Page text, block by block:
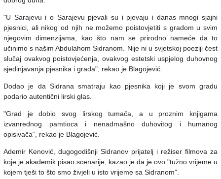
"U Sarajevu i o Sarajevu pjevali su i pjevaju i danas mnogi sjajni
pjesnici, ali nikog od njih ne možemo poistovjetiti s gradom u svim
njegovim dimenzijama, kao što nam se prirodno nameće da to
učinimo s našim Abdulahom Sidranom. Nije ni u svjetskoj poeziji čest
slučaj ovakvog poistovjećenja, ovakvog estetski uspjelog duhovnog
sjedinjavanja pjesnika i grada", rekao je Blagojević.
Dodao je da Sidrana smatraju kao pjesnika koji je svom gradu
podario autentični lirski glas.
"Grad je dobio svog lirskog tumača, a u proznim knjigama
izvanrednog pamtioca i nenadmašno duhovitog i humanog
opisivača“, rekao je Blagojević.
Ademir Kenović, dugogodišnji Sidranov prijatelj i režiser filmova za
koje je akademik pisao scenarije, kazao je da je ovo "tužno vrijeme u
kojem tješi to što smo živjeli u isto vrijeme sa Sidranom".